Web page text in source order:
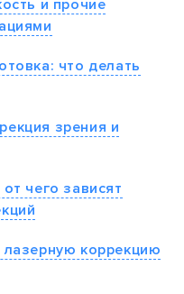
и прочие
что делать
зрения и
чего зависят
коррекцию